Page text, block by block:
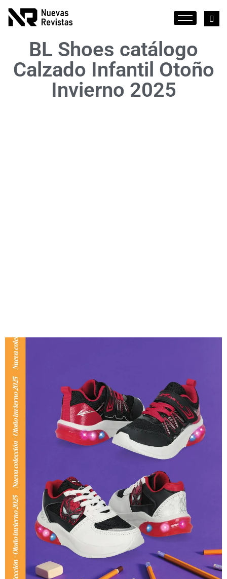
BL Shoes catálogo
Calzado Infantil Otoño
Invierno 2025